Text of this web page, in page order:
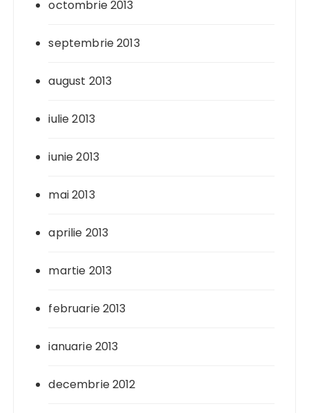
octombrie 2013
septembrie 2013
august 2013
iulie 2013
iunie 2013
mai 2013
aprilie 2013
martie 2013
februarie 2013
ianuarie 2013
decembrie 2012